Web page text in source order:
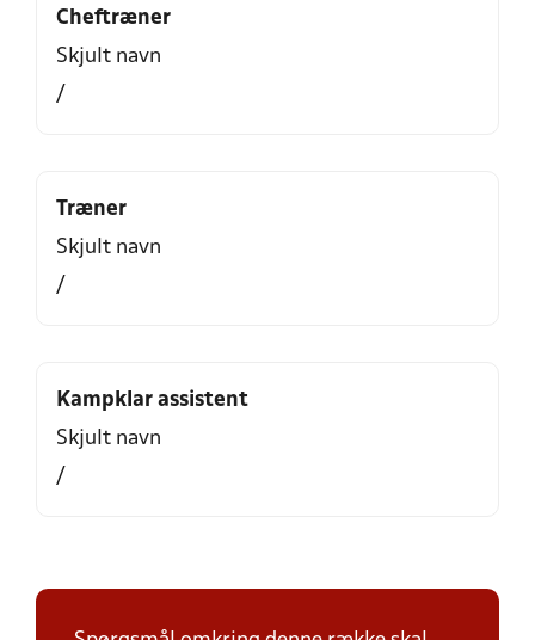
Cheftræner
Skjult navn
/
Træner
Skjult navn
/
Kampklar assistent
Skjult navn
/